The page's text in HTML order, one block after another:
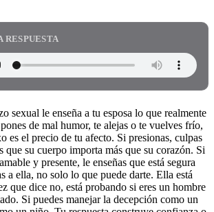
RESPUESTA
sexual le enseña a tu esposa lo que realmente
de mal humor, te alejas o te vuelves frío,
es el precio de tu afecto. Si presionas, culpas
que su cuerpo importa más que su corazón. Si
y presente, le enseñas que está segura
a ella, no solo lo que puede darte. Ella está
que dice no, está probando si eres un hombre
Si puedes manejar la decepción como un